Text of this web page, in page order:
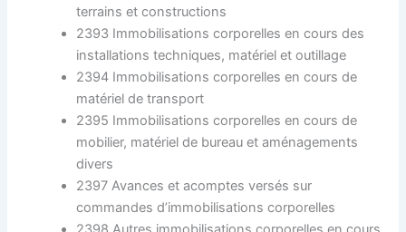
terrains et constructions
2393 Immobilisations corporelles en cours des
installations techniques, matériel et outillage
2394 Immobilisations corporelles en cours de
matériel de transport
2395 Immobilisations corporelles en cours de
mobilier, matériel de bureau et aménagements
divers
2397 Avances et acomptes versés sur
commandes d’immobilisations corporelles